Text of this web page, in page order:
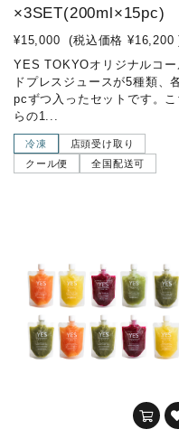
×3SET(200ml×15pc)
¥15,000 (税込価格 ¥16,200
YES TOKYOオリジナルコー
ドプレスジュースが5種類、
pcずつ入ったセットです。こ
らの1...
冷凍
店頭受け取り
クール便
全国配送可